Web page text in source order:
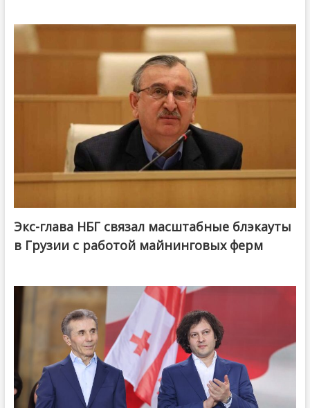
Экс-глава НБГ связал масштабные блэкауты
в Грузии с работой майнинговых ферм